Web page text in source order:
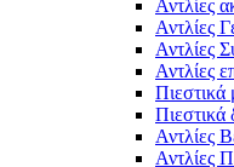
Αντλίες
Αντλίες
Αντλίες
Αντλίες
Πιεστικά
Πιεστικά
Αντλίες
Αντλίες